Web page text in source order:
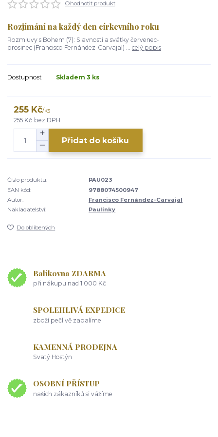
Ohodnotit produkt
Rozjímání na každý den církevního roku
Rozmluvy s Bohem (7): Slavnosti a svátky červenec-
prosinec (Francisco Fernández-Carvajal) ... celý popis
Dostupnost Skladem 3 ks
255 Kč/ks
255 Kč bez DPH
Přidat do košíku
Číslo produktu:
PAU023
EAN kód:
9788074500947
Autor:
Francisco Fernández-Carvajal
Nakladatelství:
Paulínky
Do oblíbených
Balíkovna ZDARMA
při nákupu nad 1 000 Kč
SPOLEHLIVÁ EXPEDICE
zboží pečlivě zabalíme
KAMENNÁ PRODEJNA
Svatý Hostýn
OSOBNÍ PŘÍSTUP
našich zákazníků si vážíme